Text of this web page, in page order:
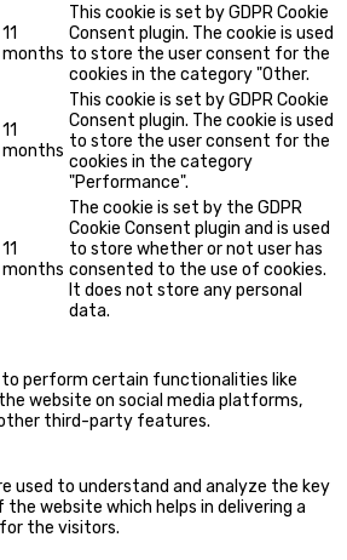
11
months
This cookie is set by GDPR Cookie
Consent plugin. The cookie is used
to store the user consent for the
cookies in the category "Other.
11
months
This cookie is set by GDPR Cookie
Consent plugin. The cookie is used
to store the user consent for the
cookies in the category
"Performance".
11
months
The cookie is set by the GDPR
Cookie Consent plugin and is used
to store whether or not user has
consented to the use of cookies.
It does not store any personal
data.
to perform certain functionalities like
website on social media platforms,
third-party features.
used to understand and analyze the key
website which helps in delivering a
the visitors.